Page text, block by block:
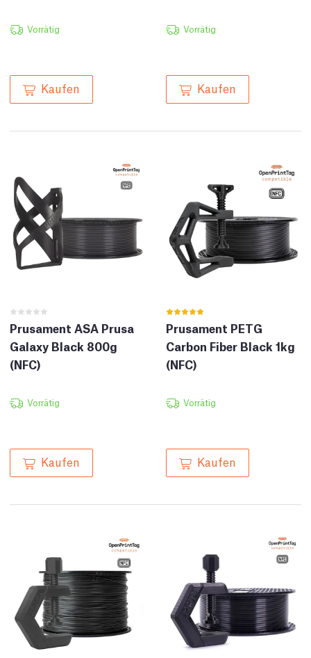
Vorrätig
Kaufen
Vorrätig
Kaufen
Prusament ASA Prusa
Galaxy Black 800g
(NFC)
Vorrätig
Kaufen
Prusament PETG
Carbon Fiber Black 1kg
(NFC)
Vorrätig
Kaufen